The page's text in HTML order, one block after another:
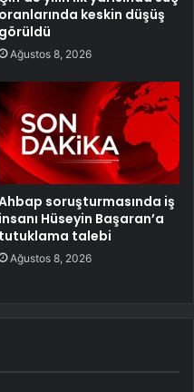
oranlarında keskin düşüş
görüldü
Ağustos 8, 2026
soruşturmasında iş
insanı Hüseyin Başaran’a
tutuklama talebi
Ağustos 8, 2026